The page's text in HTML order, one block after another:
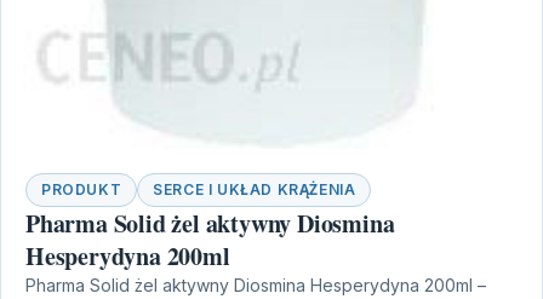
PRODUKT SERCE I UKŁAD KRĄŻENIA
Pharma Solid żel aktywny Diosmina
Hesperydyna 200ml
Pharma Solid żel aktywny Diosmina Hesperydyna 200ml –